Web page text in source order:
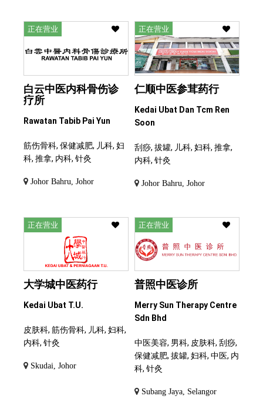
正在营业
白云中医内科骨伤诊
疗所
Rawatan Tabib Pai Yun
筋伤骨科, 保健减肥, 儿科, 妇
科, 推拿, 内科, 针灸
Johor Bahru, Johor
正在营业
仁顺中医参茸药行
Kedai Ubat Dan Tcm Ren
Soon
刮痧, 拔罐, 儿科, 妇科, 推拿,
内科, 针灸
Johor Bahru, Johor
正在营业
大学城中医药行
Kedai Ubat T.U.
皮肤科, 筋伤骨科, 儿科, 妇科,
内科, 针灸
Skudai, Johor
正在营业
普照中医诊所
Merry Sun Therapy Centre
Sdn Bhd
中医美容, 男科, 皮肤科, 刮痧,
保健减肥, 拔罐, 妇科, 中医, 内
科, 针灸
Subang Jaya, Selangor